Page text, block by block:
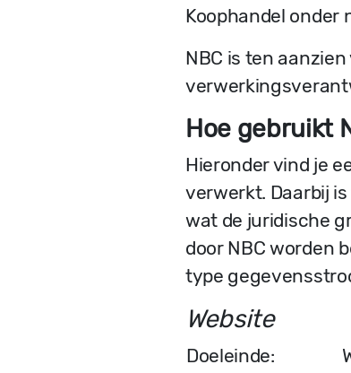
Koophandel onder
NBC is ten
Hoe gebruikt
Hieronder vind je
verwerkt. Daarbij
wat de juridische
door NBC worden
type
Website
Doeleinde: